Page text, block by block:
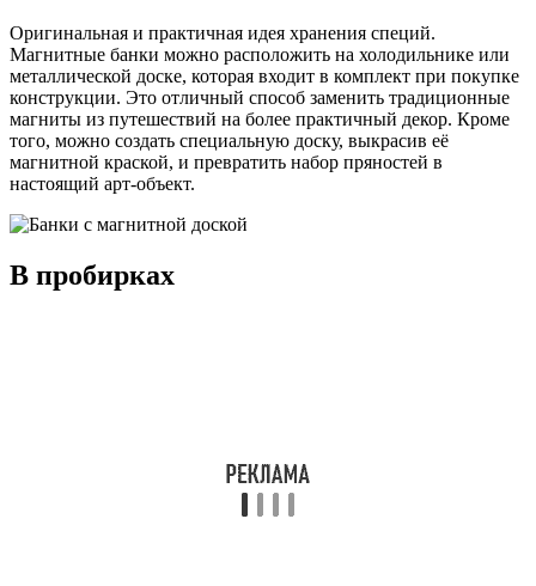
Оригинальная и практичная идея хранения специй.
Магнитные банки можно расположить на холодильнике или
металлической доске, которая входит в комплект при покупке
конструкции. Это отличный способ заменить традиционные
магниты из путешествий на более практичный декор. Кроме
того, можно создать специальную доску, выкрасив её
магнитной краской, и превратить набор пряностей в
настоящий арт-объект.
В пробирках